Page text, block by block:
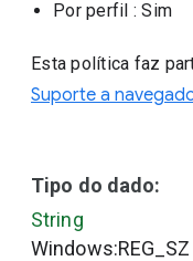
Por perfil : Sim
Esta política faz
Suporte a
Tipo do dado:
String
Windows:REG_SZ